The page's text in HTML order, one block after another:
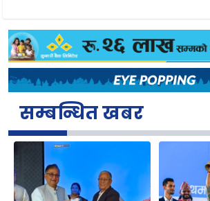
सम्बन्धित खबर